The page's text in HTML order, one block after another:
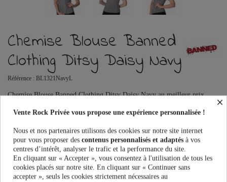
Chemise Blouse Banned
Clothing Ditsy Daisy Navy
Référence : BL1321NavyL
Chemise Blouse Banned Clothing Ditsy Daisy Navy au meilleur prix.
PRÉVENEZ-MOI LORSQUE LE PRODUIT EST DISPONIBLE
×
Vente Rock Privée vous propose une expérience personnalisée !
Nous et nos partenaires utilisons des cookies sur notre site internet
pour vous proposer des contenus personnalisés et adaptés à vos
centres d’intérêt, analyser le trafic et la performance du site.
En cliquant sur « Accepter », vous consentez à l'utilisation de tous les
cookies placés sur notre site. En cliquant sur « Continuer sans
accepter », seuls les cookies strictement nécessaires au